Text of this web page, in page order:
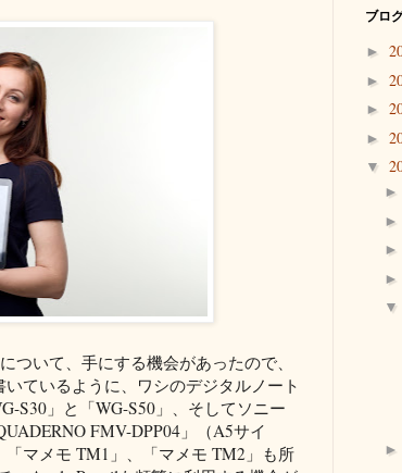
ついて、手にする機会があったので、
ているように、ワシのデジタルノート
S30」と「WG-S50」、そしてソニー
FMV-DPP04」（A5サイ
マメモ TM1」、「マメモ TM2」も所
ブロ
►
►
►
►
▼
►
►
►
►
▼
►